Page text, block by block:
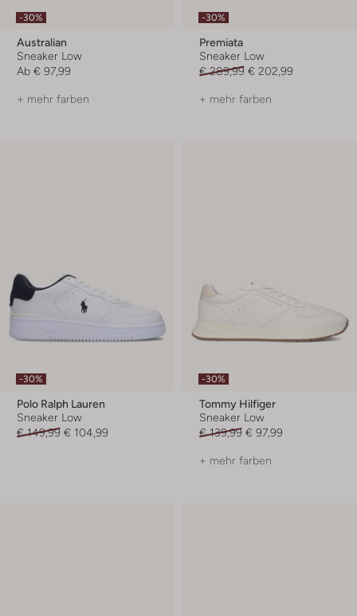
-30%
Australian
Sneaker Low
Ab € 97,99
+ mehr farben
-30%
Premiata
Sneaker Low
€ 289,99 € 202,99
+ mehr farben
-30%
Polo Ralph Lauren
Sneaker Low
€ 149,99 € 104,99
-30%
Tommy Hilfiger
Sneaker Low
€ 139,99 € 97,99
+ mehr farben